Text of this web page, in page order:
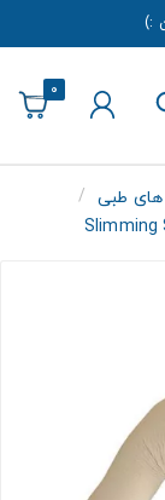
:)
0
طبی